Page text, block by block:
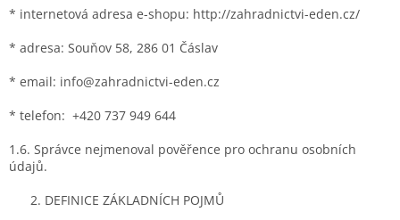
* internetová adresa e-shopu: http://zahradnictvi-eden.cz/
* adresa: Souňov 58, 286 01 Čáslav
* email: info@zahradnictvi-eden.cz
* telefon: +420 737 949 644
1.6. Správce nejmenoval pověřence pro ochranu osobních
údajů.
DEFINICE ZÁKLADNÍCH POJMŮ